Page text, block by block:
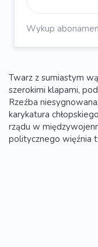
Wykup
Twarz z sumiastym
szerokimi klapami,
Rzeźba
karykatura
rządu w
politycznego więźnia